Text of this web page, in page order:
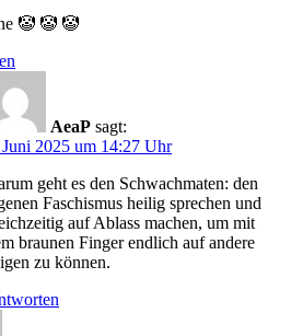
🤡 🤡 🤡
AeaP sagt:
Juni 2025 um 14:27 Uhr
geht es den Schwachmaten: den
Faschismus heilig sprechen und
auf Ablass machen, um mit
braunen Finger endlich auf andere
zu können.